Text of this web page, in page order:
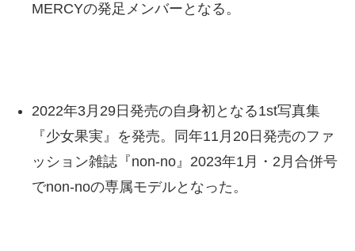
MERCYの発足メンバーとなる。
2022年3月29日発売の自身初となる1st写真集
『少女果実』を発売。同年11月20日発売のファ
ッション雑誌『non-no』2023年1月・2月合併号
でnon-noの専属モデルとなった。